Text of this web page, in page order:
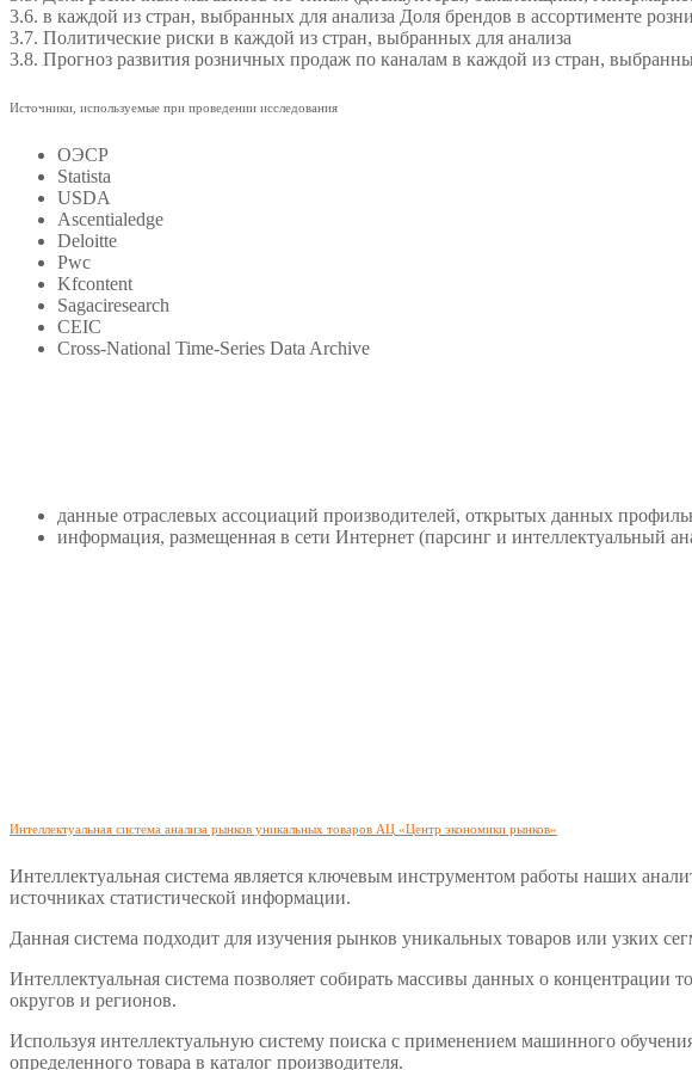
3.6. в каждой из стран, выбранных для анализа Доля брендов в ассортименте
3.7. Политические риски в каждой из стран, выбранных для анализа
3.8. Прогноз развития розничных продаж по каналам в каждой из стран,
Источники, используемые при проведении исследования
ОЭСР
Statista
USDA
Ascentialedge
Deloitte
Pwc
Kfcontent
Sagaciresearch
CEIC
Cross-National Time-Series Data Archive
данные отраслевых ассоциаций производителей, открытых данных
информация, размещенная в сети Интернет (парсинг и интеллектуальный
Интеллектуальная система анализа рынков уникальных товаров АЦ «Центр экономики рынков»
Интеллектуальная система является ключевым инструментом работы наших
источниках статистической информации.
Данная система подходит для изучения рынков уникальных товаров или узких
Интеллектуальная система позволяет собирать массивы данных о концентрации
округов и регионов.
Используя интеллектуальную систему поиска с применением машинного
определенного товара в каталог производителя.